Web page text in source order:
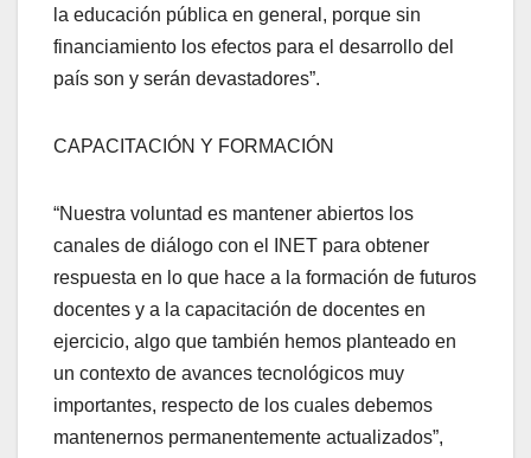
la educación pública en general, porque sin
financiamiento los efectos para el desarrollo del
país son y serán devastadores”.
CAPACITACIÓN Y FORMACIÓN
“Nuestra voluntad es mantener abiertos los
canales de diálogo con el INET para obtener
respuesta en lo que hace a la formación de futuros
docentes y a la capacitación de docentes en
ejercicio, algo que también hemos planteado en
un contexto de avances tecnológicos muy
importantes, respecto de los cuales debemos
mantenernos permanentemente actualizados”,